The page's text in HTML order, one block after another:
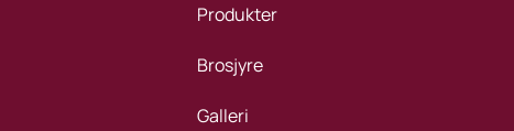
Produkter
Brosjyre
Galleri